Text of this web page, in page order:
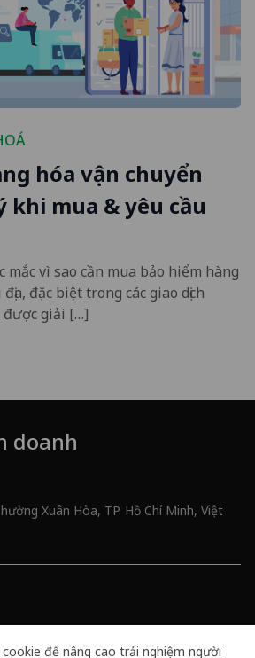
hóa vận chuyển
khi mua & yêu cầu
vì sao cần mua bảo hiểm hàng
đặc biệt trong các giao dịch
được giải […]
doanh
Xuân Hòa, TP. Hồ Chí Minh, Việt
và Công nghệ 10x
cookie để nâng cao trải nghiệm người